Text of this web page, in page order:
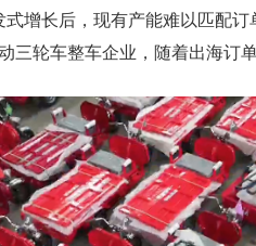
长后，现有产能难以匹配订
三轮车整车企业，随着出海订